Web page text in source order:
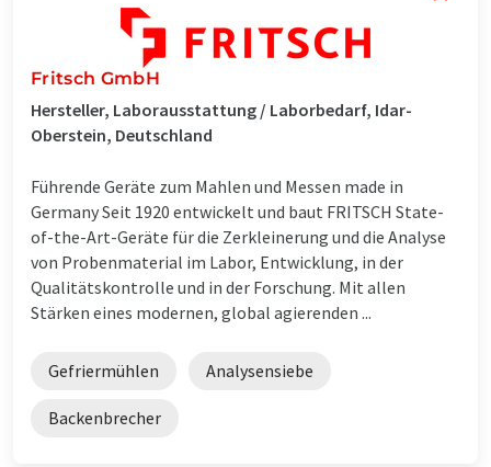
Fritsch GmbH
Hersteller, Laborausstattung / Laborbedarf, Idar-
Oberstein, Deutschland
Führende Geräte zum Mahlen und Messen made in
Germany Seit 1920 entwickelt und baut FRITSCH State-
of-the-Art-Geräte für die Zerkleinerung und die Analyse
von Probenmaterial im Labor, Entwicklung, in der
Qualitätskontrolle und in der Forschung. Mit allen
Stärken eines modernen, global agierenden ...
Gefriermühlen Analysensiebe
Backenbrecher